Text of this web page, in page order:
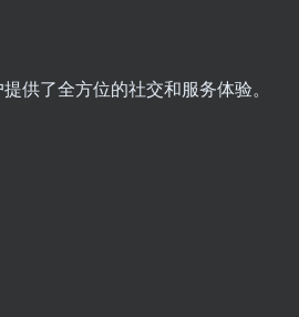
供了全方位的社交和服务体验。
扫码登录即表示同意